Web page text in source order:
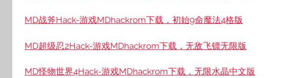
MD战斧Hack-游戏MDhackrom下载，初始9命魔法4格版
MD超级忍2Hack-游戏MDhackrom下载，无敌飞镖无限版
MD怪物世界4Hack-游戏MDhackrom下载，无限水晶中文版